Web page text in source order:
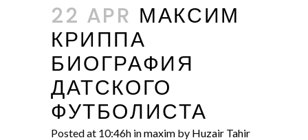
22 APR МАКСИМ
КРИППА
БИОГРАФИЯ
ДАТСКОГО
ФУТБОЛИСТА
Posted at 10:46h inmaxim by Huzair Tahir